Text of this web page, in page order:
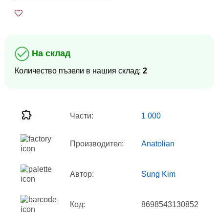
На склад
Количество пъзели в нашия склад: 2
Части: 1 000
Производител: Anatolian
Автор: Sung Kim
Код: 8698543130852